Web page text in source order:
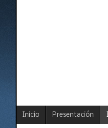
Inicio Presentación